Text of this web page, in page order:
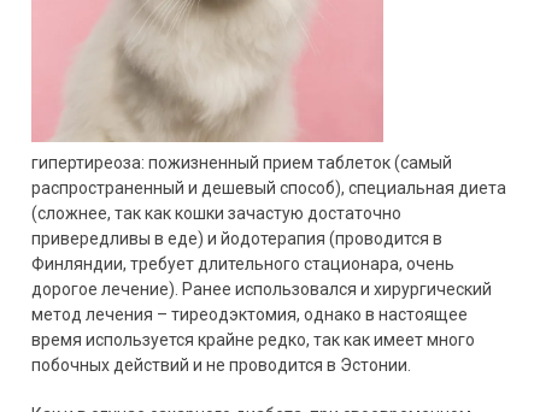
гипертиреоза: пожизненный прием таблеток (самый
распространенный и дешевый способ), специальная диета
(сложнее, так как кошки зачастую достаточно
привередливы в еде) и йодотерапия (проводится в
Финляндии, требует длительного стационара, очень
дорогое лечение). Ранее использовался и хирургический
метод лечения – тиреодэктомия, однако в настоящее
время используется крайне редко, так как имеет много
побочных действий и не проводится в Эстонии.